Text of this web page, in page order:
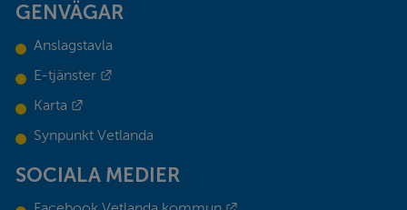
GENVÄGAR
Anslagstavla
E-tjänster
Karta
Synpunkt Vetlanda
SOCIALA MEDIER